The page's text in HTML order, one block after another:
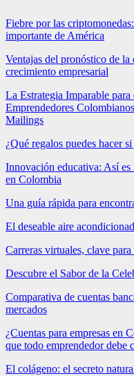
Fiebre por las
importante de América
Ventajas del pronóstico de
crecimiento empresarial
La Estrategia Imparable
Emprendedores
Mailings
¿Qué regalos puedes hacer
Innovación educativa: Así
en Colombia
Una guía rápida para
El deseable aire
Carreras virtuales, clave
Descubre el Sabor de la
Comparativa de cuentas
mercados
¿Cuentas para empresas en
que todo emprendedor debe
El colágeno: el secreto